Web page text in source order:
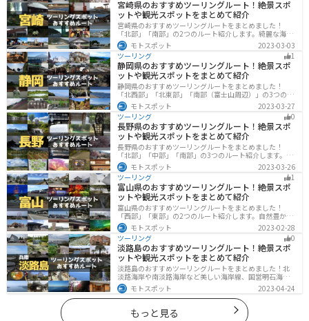
宮崎県のおすすめツーリングルート！絶景スポ
ットや観光スポットをまとめて紹介
宮崎県のおすすめツーリングルートをまとめました！
「北部」「南部」の2つのルート紹介します。綺麗な海岸
線が特徴的な海・自然豊かな山・趣のある神社を満喫す
るツーリングができます。バイクで宮崎県にツーリング
に行く際は参考にしてください。
モトスポット
2023-03-03
ツーリング
1
静岡県のおすすめツーリングルート！絶景スポ
ットや観光スポットをまとめて紹介
静岡県のおすすめツーリングルートをまとめました！
「北西部」「北東部」「南部（富士山周辺）」の3つのル
ート紹介します。富士山を中心に自然豊かな景色や食事
を楽しめるスポットが多数あります。バイクで静岡県に
ツーリングに行く際は参考にしてください。
モトスポット
2023-03-27
ツーリング
0
長野県のおすすめツーリングルート！絶景スポ
ットや観光スポットをまとめて紹介
長野県のおすすめツーリングルートをまとめました！
「北部」「中部」「南部」の3つのルート紹介します。諏
訪湖やビーナスラインのような全国でも有名なツーリン
グスポットが多数あります。バイクで長野県にツーリン
グに行く際は参考にしてください。
モトスポット
2023-03-26
ツーリング
1
富山県のおすすめツーリングルート！絶景スポ
ットや観光スポットをまとめて紹介
富山県のおすすめツーリングルートをまとめました！
「西部」「東部」の2つのルート紹介します。自然豊かな
山と海、温泉が充実しており、美術館などもあるので、
自然を満喫するツーリングができます。バイクで富山県
にツーリングに行く際は参考にしてください。
モトスポット
2023-02-28
ツーリング
0
淡路島のおすすめツーリングルート！絶景スポ
ットや観光スポットをまとめて紹介
淡路島のおすすめツーリングルートをまとめました！北
淡路海岸や南淡路海岸など美しい海岸線、国営明石海峡
公園や淡路夢舞台など、自然とアートが融合した施設も
多数あります。バイクで淡路島にツーリングに行く際は
参考にしてください。
モトスポット 2023-04-24
もっと見る